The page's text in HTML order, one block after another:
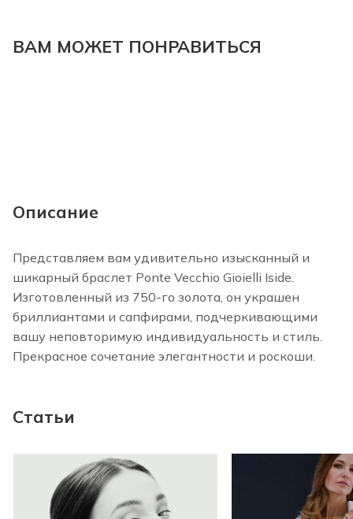
ВАМ МОЖЕТ ПОНРАВИТЬСЯ
Описание
Представляем вам удивительно изысканный и
шикарный браслет Ponte Vecchio Gioielli Iside.
Изготовленный из 750-го золота, он украшен
бриллиантами и сапфирами, подчеркивающими
вашу неповторимую индивидуальность и стиль.
Прекрасное сочетание элегантности и роскоши.
Статьи